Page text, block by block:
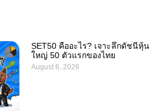
SET50 คืออะไร? เจาะลึกดัชนีหุ้น
ใหญ่ 50 ตัวแรกของไทย
August 6, 2026